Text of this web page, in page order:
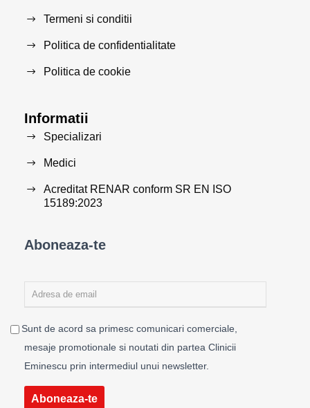
Termeni si conditii
Politica de confidentialitate
Politica de cookie
Informatii
Specializari
Medici
Acreditat RENAR conform SR EN ISO
15189:2023
Aboneaza-te
Sunt de acord sa primesc comunicari comerciale,
mesaje promotionale si noutati din partea Clinicii
Eminescu prin intermediul unui newsletter.
Aboneaza-te